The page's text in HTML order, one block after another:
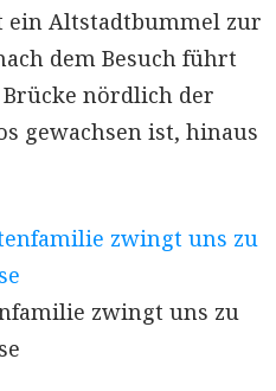
ein Altstadtbummel zur
dem Besuch führt
nördlich der
gewachsen ist, hinaus
zwingt uns zu